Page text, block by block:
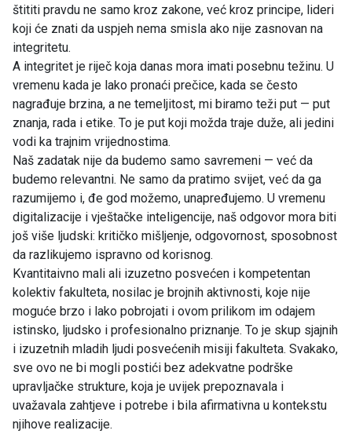
štititi pravdu ne samo kroz zakone, već kroz principe, lideri
koji će znati da uspjeh nema smisla ako nije zasnovan na
integritetu.
A integritet je riječ koja danas mora imati posebnu težinu. U
vremenu kada je lako pronaći prečice, kada se često
nagrađuje brzina, a ne temeljitost, mi biramo teži put — put
znanja, rada i etike. To je put koji možda traje duže, ali jedini
vodi ka trajnim vrijednostima.
Naš zadatak nije da budemo samo savremeni — već da
budemo relevantni. Ne samo da pratimo svijet, već da ga
razumijemo i, đe god možemo, unapređujemo. U vremenu
digitalizacije i vještačke inteligencije, naš odgovor mora biti
još više ljudski: kritičko mišljenje, odgovornost, sposobnost
da razlikujemo ispravno od korisnog.
Kvantitaivno mali ali izuzetno posvećen i kompetentan
kolektiv fakulteta, nosilac je brojnih aktivnosti, koje nije
moguće brzo i lako pobrojati i ovom prilikom im odajem
istinsko, ljudsko i profesionalno priznanje. To je skup sjajnih
i izuzetnih mladih ljudi posvećenih misiji fakulteta. Svakako,
sve ovo ne bi mogli postići bez adekvatne podrške
upravljačke strukture, koja je uvijek prepoznavala i
uvažavala zahtjeve i potrebe i bila afirmativna u kontekstu
njihove realizacije.